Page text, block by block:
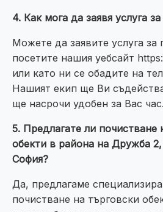
4. Как мога да заявя услуга
Можете да заявите услуга за
посетите нашия уебсайт
или като ни се обадите на
Нашият екип ще Ви
ще насрочи удобен за Вас час.
5. Предлагате ли почистване
обекти в района на Дружба 2,
София?
Да, предлагаме
почистване на търговски